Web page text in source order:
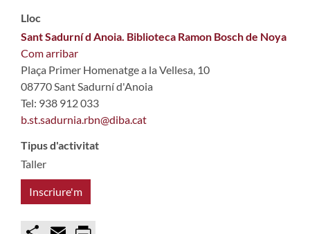
Lloc
Sant Sadurní d Anoia. Biblioteca Ramon Bosch de Noya
Com arribar
Plaça Primer Homenatge a la Vellesa, 10
08770 Sant Sadurní d'Anoia
Tel: 938 912 033
b.st.sadurnia.rbn@diba.cat
Tipus d'activitat
Taller
Inscriure'm
Compartir
Email